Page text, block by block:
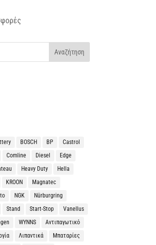
BOSCH BP
Castrol
Comline Diesel
Edge
Heavy Duty
Hella
KROON
Magnatec
NGK
Nürburgring
Stand Start-Stop
Vanellus
WYNNS
Αντιπαγωτικό
Λιπαντικά Μπαταρίες